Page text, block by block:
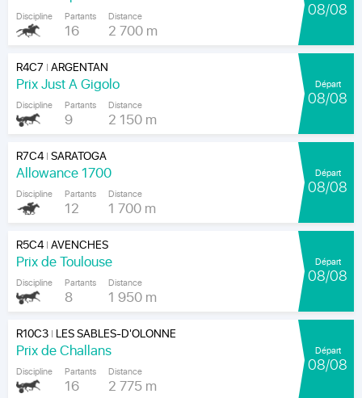
Discipline Partants
16
Distance
2 700 m
08/08
R4C7 |ARGENTAN
Prix Just A Gigolo
Discipline Partants
9
Distance
2 150 m
Départ
08/08
R7C4|SARATOGA
Allowance 1700
Discipline Partants
12
Distance
1 700 m
Départ
08/08
R5C4|AVENCHES
Prix de Toulouse
Discipline Partants
8
Distance
1 950 m
Départ
08/08
R10C3| LES SABLES-D'OLONNE
Prix de Challans
Discipline Partants
16
Distance
2 775 m
Départ
08/08